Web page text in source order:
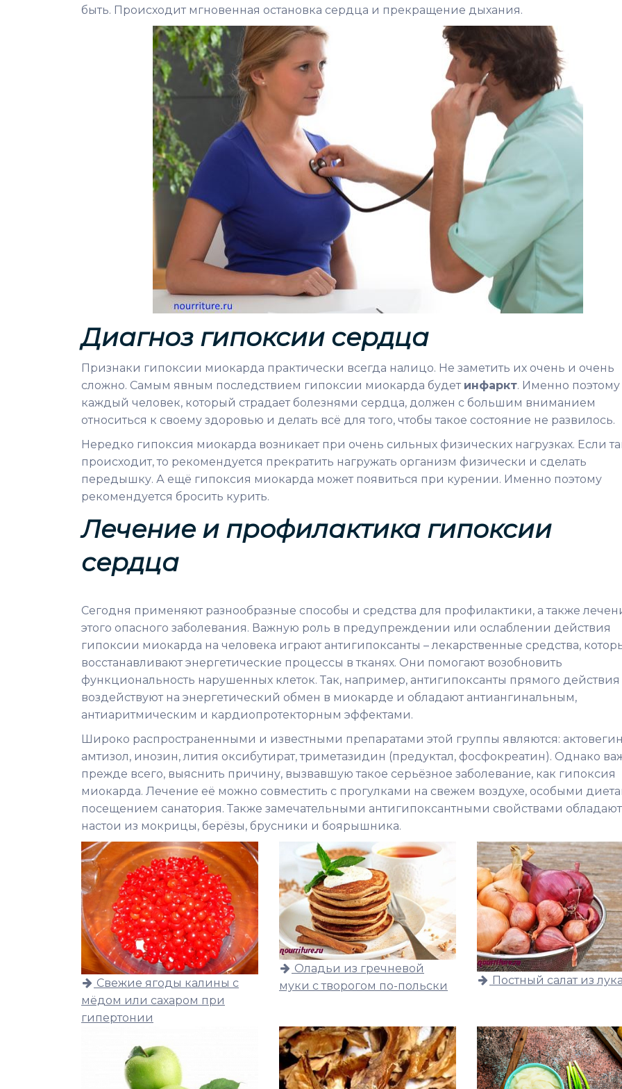
быть. Происходит мгновенная остановка сердца и прекращение дыхания.
Диагноз гипоксии сердца
Признаки гипоксии миокарда практически всегда налицо. Не заметить их очень и очень
сложно. Самым явным последствием гипоксии миокарда будет инфаркт. Именно поэтому
каждый человек, который страдает болезнями сердца, должен с большим вниманием
относиться к своему здоровью и делать всё для того, чтобы такое состояние не развилось.
Нередко гипоксия миокарда возникает при очень сильных физических нагрузках. Если
происходит, то рекомендуется прекратить нагружать организм физически и сделать
передышку. А ещё гипоксия миокарда может появиться при курении. Именно поэтому
рекомендуется бросить курить.
Лечение и профилактика гипоксии
сердца
Сегодня применяют разнообразные способы и средства для профилактики, а также
этого опасного заболевания. Важную роль в предупреждении или ослаблении действия
гипоксии миокарда на человека играют антигипоксанты – лекарственные средства,
восстанавливают энергетические процессы в тканях. Они помогают возобновить
функциональность нарушенных клеток. Так, например, антигипоксанты прямого действия
воздействуют на энергетический обмен в миокарде и обладают антиангинальным,
антиаритмическим и кардиопротекторным эффектами.
Широко распространенными и известными препаратами этой группы являются:
амтизол, инозин, лития оксибутират, триметазидин (предуктал, фосфокреатин). Однако
прежде всего, выяснить причину, вызвавшую такое серьёзное заболевание, как гипоксия
миокарда. Лечение её можно совместить с прогулками на свежем воздухе, особыми
посещением санатория. Также замечательными антигипоксантными свойствами обладают
настои из мокрицы, берёзы, брусники и боярышника.
Свежие ягоды калины с
мёдом или сахаром при
гипертонии
Оладьи из гречневой
муки с творогом по-польски
Постный салат из